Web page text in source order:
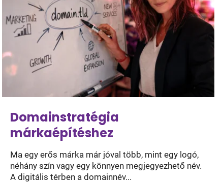
Domainstratégia
márkaépítéshez
Ma egy erős márka már jóval több, mint egy logó,
néhány szín vagy egy könnyen megjegyezhető név.
A digitális térben a domainnév...